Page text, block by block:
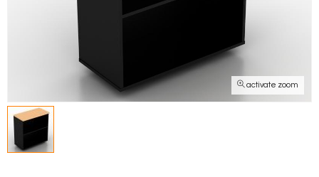
activate zoom